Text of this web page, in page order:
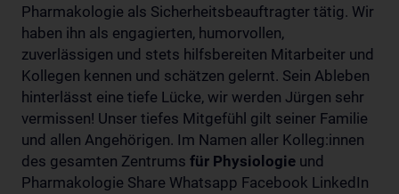
Pharmakologie als Sicherheitsbeauftragter tätig. Wir
haben ihn als engagierten, humorvollen,
zuverlässigen und stets hilfsbereiten Mitarbeiter und
Kollegen kennen und schätzen gelernt. Sein Ableben
hinterlässt eine tiefe Lücke, wir werden Jürgen sehr
vermissen! Unser tiefes Mitgefühl gilt seiner Familie
und allen Angehörigen. Im Namen aller Kolleg:innen
des gesamten Zentrums für Physiologie und
Pharmakologie Share Whatsapp Facebook LinkedIn